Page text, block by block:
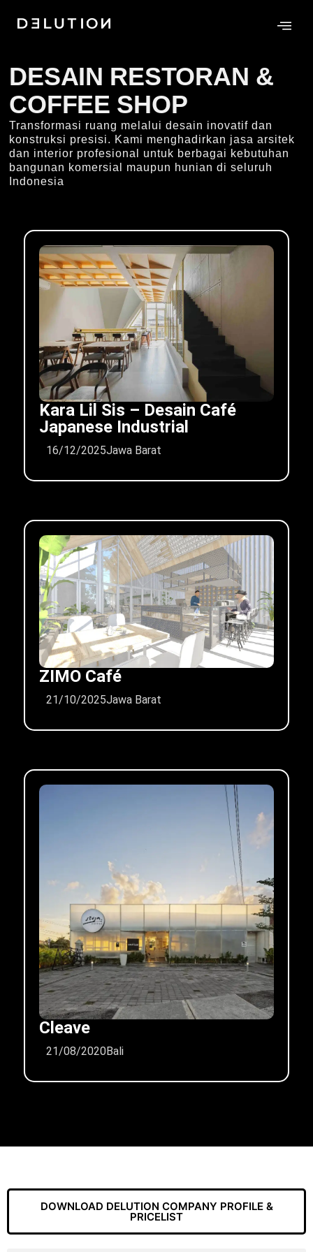
DESAIN RESTORAN &
COFFEE SHOP
Transformasi ruang melalui desain inovatif dan
konstruksi presisi. Kami menghadirkan jasa arsitek
dan interior profesional untuk berbagai kebutuhan
bangunan komersial maupun hunian di seluruh
Indonesia
Kara Lil Sis – Desain Café
Japanese Industrial
16/12/2025Jawa Barat
ZIMO Café
21/10/2025Jawa Barat
Cleave
21/08/2020Bali
DOWNLOAD DELUTION COMPANY PROFILE &
PRICELIST